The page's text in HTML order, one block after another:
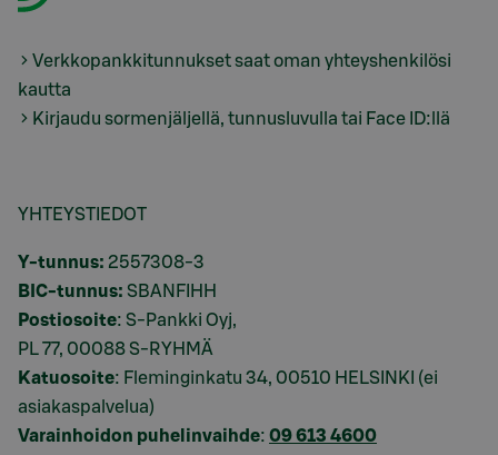
Verkkopankkitunnukset saat oman yhteyshenkilösi
kautta
Kirjaudu sormenjäljellä, tunnusluvulla tai Face ID:llä
YHTEYSTIEDOT
Y-tunnus: 2557308-3
BIC-tunnus: SBANFIHH
Postiosoite: S-Pankki Oyj,
PL 77, 00088 S-RYHMÄ
Katuosoite: Fleminginkatu 34, 00510 HELSINKI (ei
asiakaspalvelua)
Varainhoidon puhelinvaihde: 09 613 4600